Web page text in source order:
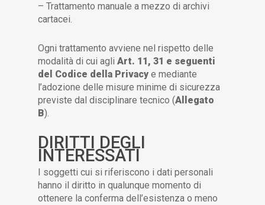
– Trattamento manuale a mezzo di archivi
cartacei.
Ogni trattamento avviene nel rispetto delle
modalità di cui agli Art. 11, 31 e seguenti
del Codice della Privacy e mediante
l’adozione delle misure minime di sicurezza
previste dal disciplinare tecnico (Allegato
B).
DIRITTI DEGLI
INTERESSATI
I soggetti cui si riferiscono i dati personali
hanno il diritto in qualunque momento di
ottenere la conferma dell’esistenza o meno